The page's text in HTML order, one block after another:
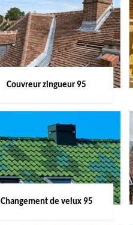
Couvreur zingueur 95
Changement de velux 95